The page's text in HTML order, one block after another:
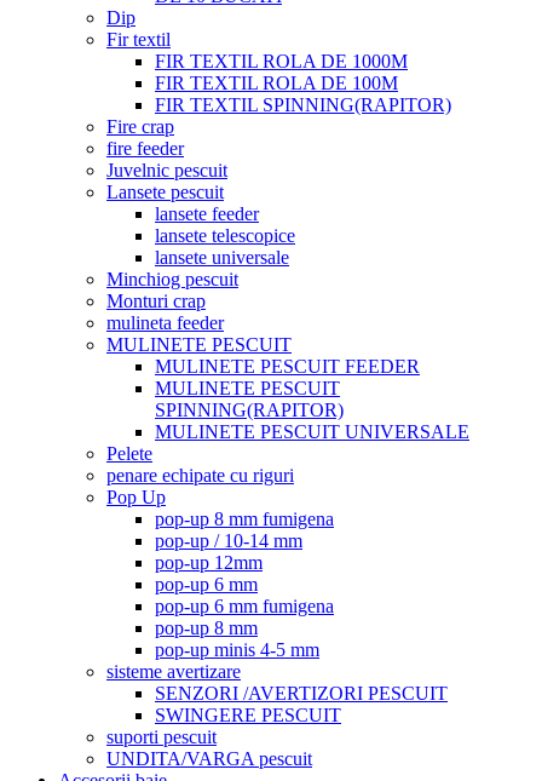
Dip
Fir textil
FIR TEXTIL ROLA DE 1000M
FIR TEXTIL ROLA DE 100M
FIR TEXTIL SPINNING(RAPITOR)
Fire crap
fire feeder
Juvelnic pescuit
Lansete pescuit
lansete feeder
lansete telescopice
lansete universale
Minchiog pescuit
Monturi crap
mulineta feeder
MULINETE PESCUIT
MULINETE PESCUIT FEEDER
MULINETE PESCUIT
SPINNING(RAPITOR)
MULINETE PESCUIT UNIVERSALE
Pelete
penare echipate cu riguri
Pop Up
pop-up 8 mm fumigena
pop-up / 10-14 mm
pop-up 12mm
pop-up 6 mm
pop-up 6 mm fumigena
pop-up 8 mm
pop-up minis 4-5 mm
sisteme avertizare
SENZORI /AVERTIZORI PESCUIT
SWINGERE PESCUIT
suporti pescuit
UNDITA/VARGA pescuit